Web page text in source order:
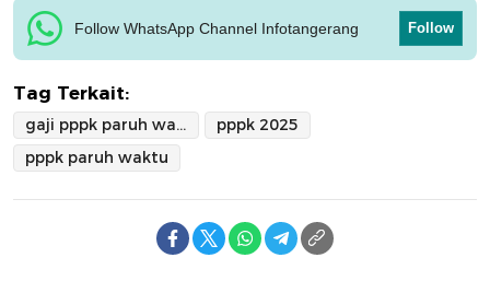
Follow WhatsApp Channel Infotangerang Follow
Tag Terkait:
gaji pppk paruh waktu
pppk 2025
pppk paruh waktu